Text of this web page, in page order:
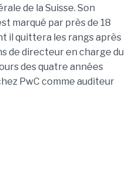
de la Suisse. Son
marqué par près de 18
il quittera les rangs après
de directeur en charge du
des quatre années
PwC comme auditeur